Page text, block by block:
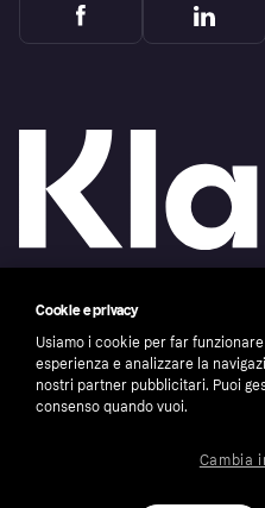
Copyright © 2005-2026 Klarna Bank AB
number: 556737-0431
Cookies
Cookie e privacy
Usiamo i cookie per far
esperienza e analizzare la
nostri partner pubblicitari. Puoi
consenso quando vuoi.
Cambia